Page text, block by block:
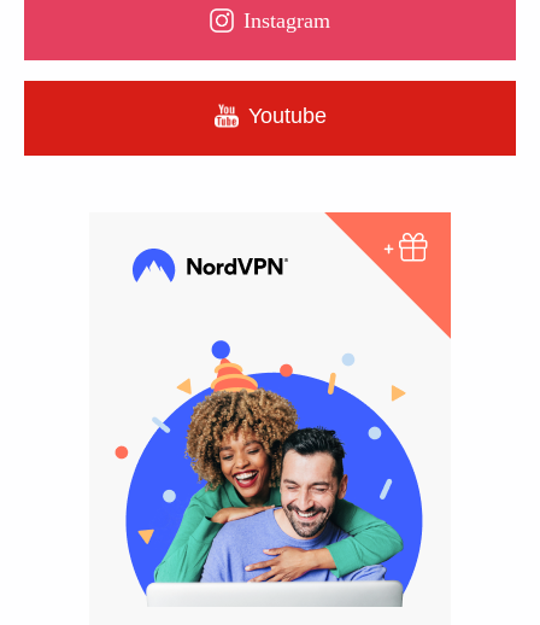
Instagram
Youtube